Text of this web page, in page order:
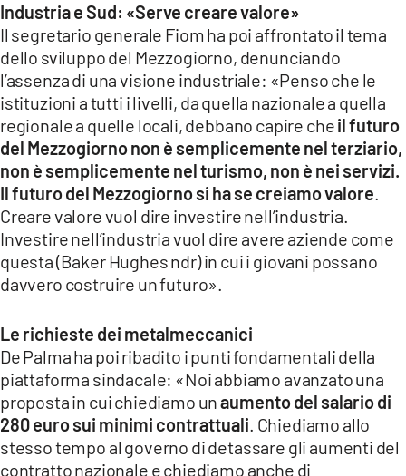
Industria e Sud: «Serve creare valore»
Il segretario generale Fiom ha poi affrontato il tema
dello sviluppo del Mezzogiorno, denunciando
l’assenza di una visione industriale: «Penso che le
istituzioni a tutti i livelli, da quella nazionale a quella
regionale a quelle locali, debbano capire cheil futuro
del Mezzogiorno non è semplicemente nel terziario,
non è semplicemente nel turismo, non è nei servizi.
Il futuro del Mezzogiorno si ha se creiamo valore.
Creare valore vuol dire investire nell’industria.
Investire nell’industria vuol dire avere aziende come
questa (Baker Hughes ndr) in cui i giovani possano
davvero costruire un futuro».
Le richieste dei metalmeccanici
De Palma ha poi ribadito i punti fondamentali della
piattaforma sindacale: «Noi abbiamo avanzato una
proposta in cui chiediamo unaumento del salario di
280 euro sui minimi contrattuali. Chiediamo allo
stesso tempo al governo di detassare gli aumenti del
contratto nazionale e chiediamo anche di